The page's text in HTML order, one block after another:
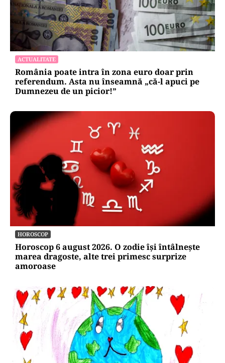
ACTUALITATE
România poate intra în zona euro doar prin
referendum. Asta nu înseamnă „că-l apuci pe
Dumnezeu de un picior!”
HOROSCOP
Horoscop 6 august 2026. O zodie își întâlnește
marea dragoste, alte trei primesc surprize
amoroase